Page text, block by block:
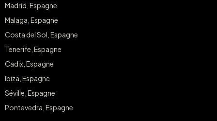
Madrid, Espagne
Malaga, Espagne
Costa del Sol, Espagne
Tenerife, Espagne
Cadix, Espagne
Ibiza, Espagne
Séville, Espagne
Pontevedra, Espagne